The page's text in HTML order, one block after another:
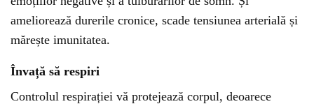
ameliorează durerile cronice, scade tensiunea arterială și
mărește imunitatea.
Învață să respiri
Controlul respirației vă protejează corpul, deoarece